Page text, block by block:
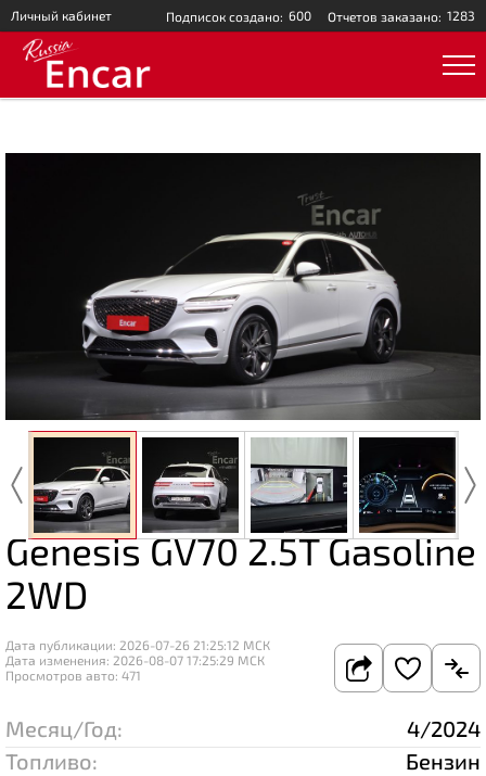
Подписок создано: 600 Отчетов заказано: 1283
Личный кабинет
Genesis GV70 2.5T Gasoline
2WD
Дата публикации: 2026-07-26 21:25:12 МСК
Дата изменения: 2026-08-07 17:25:29 МСК
Просмотров авто: 471
Месяц/Год:
4/2024
Топливо:
Бензин